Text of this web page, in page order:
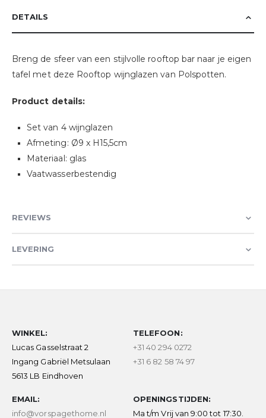
DETAILS
Breng de sfeer van een stijlvolle rooftop bar naar je eigen
tafel met deze Rooftop wijnglazen van Polspotten.
Product details:
Set van 4 wijnglazen
Afmeting: Ø9 x H15,5cm
Materiaal: glas
Vaatwasserbestendig
REVIEWS
LEVERING
WINKEL:
Lucas Gasselstraat 2
Ingang Gabriël Metsulaan
5613 LB Eindhoven
TELEFOON:
+31 40 294 0272
+31 6 82 58 74 97
EMAIL:
info@vorspagethome.nl
OPENINGSTIJDEN:
Ma t/m Vrij van 9:00 tot 17:30.